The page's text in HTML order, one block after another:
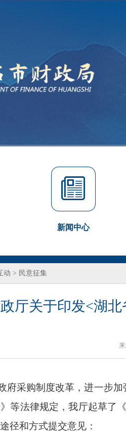
新闻中心
动 > 民意征集
厅关于印发<湖
来
府采购制度改革，进一步
等法律规定，我厅起草了
径和方式提交意见：